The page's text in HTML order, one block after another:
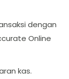
dengan
Online
kas.